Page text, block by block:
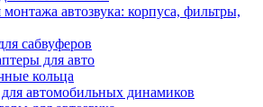
автозвука: корпуса, фильтры,
сабвуферов
для авто
кольца
автомобильных динамиков